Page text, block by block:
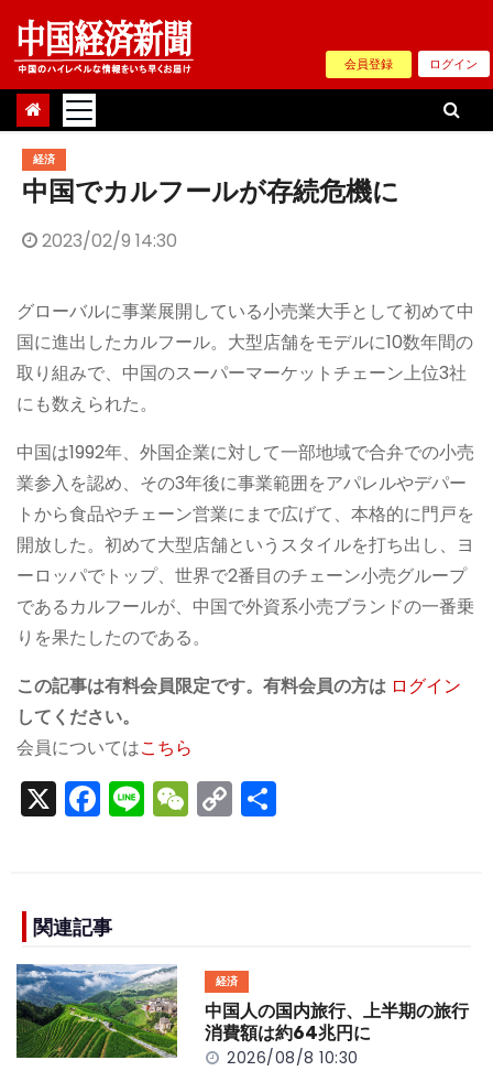
Skip
content
会員登録 ログイン
経済
中国でカルフールが存続危機に
2023/02/9 14:30
グローバルに事業展開している小売業大手として初めて中
国に進出したカルフール。大型店舗をモデルに10数年間の
取り組みで、中国のスーパーマーケットチェーン上位3社
にも数えられた。
中国は1992年、外国企業に対して一部地域で合弁での小売
業参入を認め、その3年後に事業範囲をアパレルやデパー
トから食品やチェーン営業にまで広げて、本格的に門戸を
開放した。初めて大型店舗というスタイルを打ち出し、ヨ
ーロッパでトップ、世界で2番目のチェーン小売グループ
であるカルフールが、中国で外資系小売ブランドの一番乗
りを果たしたのである。
この記事は有料会員限定です。有料会員の方は ログイン
してください。
会員についてはこちら
X F
a
e
b
o
o
k
Li
n
W
e
C
o
n
k
関連記事
経済
中国人の国内旅行、上半期の旅行
消費額は約64兆円に
2026/08/8 10:30